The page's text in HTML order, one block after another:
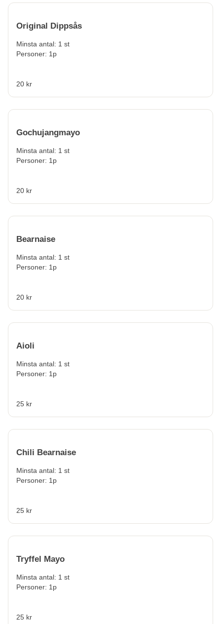
Original Dippsås
Minsta antal: 1 st
Personer: 1p
20 kr
Gochujangmayo
Minsta antal: 1 st
Personer: 1p
20 kr
Bearnaise
Minsta antal: 1 st
Personer: 1p
20 kr
Aioli
Minsta antal: 1 st
Personer: 1p
25 kr
Chili Bearnaise
Minsta antal: 1 st
Personer: 1p
25 kr
Tryffel Mayo
Minsta antal: 1 st
Personer: 1p
25 kr